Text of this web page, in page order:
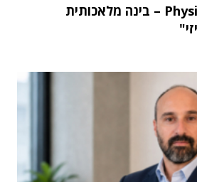
"העתיד הוא Physical AI – בינה מלאכותית